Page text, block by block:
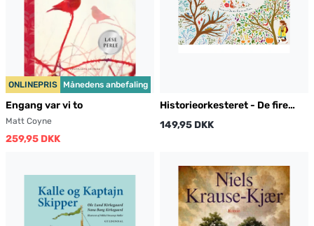
ONLINEPRIS Månedens anbefaling
Engang var vi to
Matt Coyne
259,95 DKK
Historieorkesteret - De fire
årstider
149,95 DKK